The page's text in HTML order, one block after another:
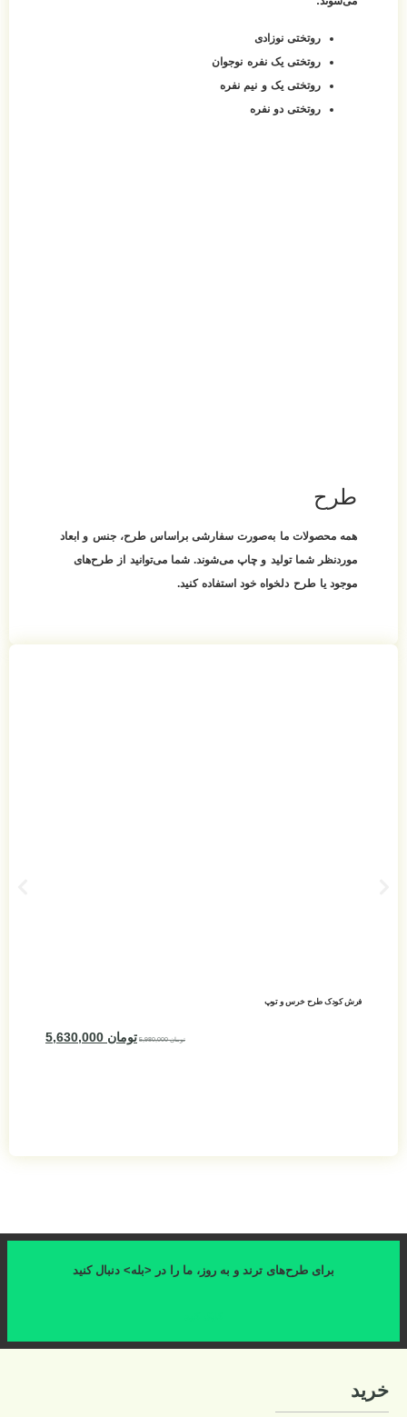
روتختی نوزادی
روتختی یک نفره نوجوان
روتختی یک و نیم نفره
روتختی دو نفره
طرح
همه محصولات ما به‌صورت سفارشی براساس طرح، جنس و ابعاد
موردنظر شما تولید و چاپ می‌شوند. شما می‌توانید از طرح‌های
موجود یا طرح دلخواه خود استفاده کنید.
فرش کودک طرح خرس و توپ
تومان5,980,000 تومان
برای طرح‌های ترند و به روز، ما را در <بله> دنبال کنید
خرید